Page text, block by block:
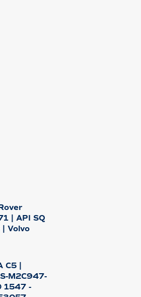
| API SQ
| Volvo
|
M2C947-
1547 -